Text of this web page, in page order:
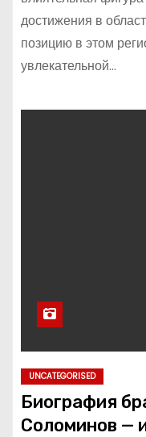
достижения в
позицию в этом
увлекательной…
UNCATEGORISED
Биография
Соломинов —